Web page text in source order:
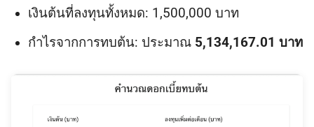
เงินต้นที่ลงทุนทั้งหมด: 1,500,000 บาท
กำไรจากการทบต้น: ประมาณ 5,134,167.01 บาท